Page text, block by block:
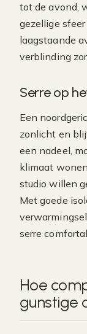
tot de avond,
gezellige
laagstaande
verblinding
Serre op
Een
zonlicht en
een nadeel,
klimaat
studio willen
Met goede
serre
Hoe
gunstige